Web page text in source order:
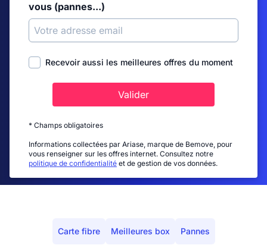
vous (pannes...)
Recevoir aussi les meilleures offres du moment
Valider
* Champs obligatoires
Informations collectées par Ariase, marque de Bemove, pour
vous renseigner sur les offres internet. Consultez notre
politique de confidentialité et de gestion de vos données.
Carte fibre Meilleures box Pannes